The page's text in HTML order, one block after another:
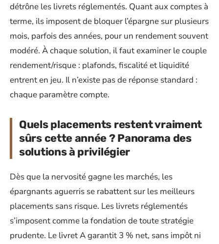
détrône les livrets réglementés. Quant aux comptes à
terme, ils imposent de bloquer l’épargne sur plusieurs
mois, parfois des années, pour un rendement souvent
modéré. À chaque solution, il faut examiner le couple
rendement/risque : plafonds, fiscalité et liquidité
entrent en jeu. Il n’existe pas de réponse standard :
chaque paramètre compte.
Quels placements restent vraiment
sûrs cette année ? Panorama des
solutions à privilégier
Dès que la nervosité gagne les marchés, les
épargnants aguerris se rabattent sur les meilleurs
placements sans risque. Les livrets réglementés
s’imposent comme la fondation de toute stratégie
prudente. Le livret A garantit 3 % net, sans impôt ni